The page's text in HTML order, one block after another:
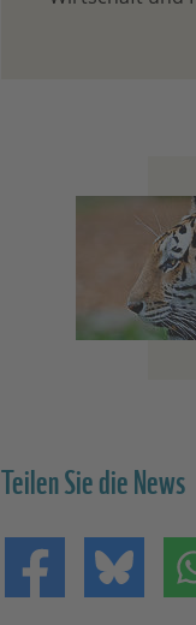
Teilen Sie die News
Teilen auf